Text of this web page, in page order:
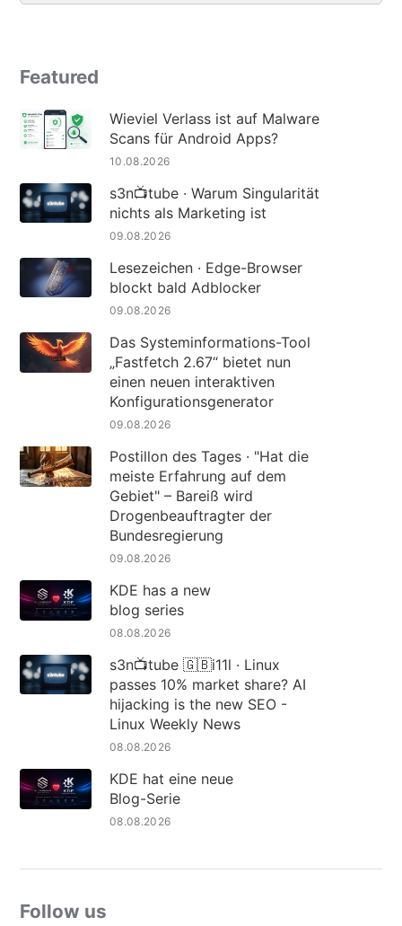
Featured
Wieviel Verlass ist auf Malware
Scans für Android Apps?
10.08.2026
s3n📺tube · Warum Singularität
nichts als Marketing ist
09.08.2026
Lesezeichen · Edge-Browser
blockt bald Adblocker
09.08.2026
Das Systeminformations-Tool
„Fastfetch 2.67“ bietet nun
einen neuen interaktiven
Konfigurationsgenerator
09.08.2026
Postillon des Tages · "Hat die
meiste Erfahrung auf dem
Gebiet" – Bareiß wird
Drogenbeauftragter der
Bundesregierung
09.08.2026
KDE has a new
blog series
08.08.2026
s3n📺tube 🇬🇧i11l · Linux
passes 10% market share? AI
hijacking is the new SEO -
Linux Weekly News
08.08.2026
KDE hat eine neue
Blog-Serie
08.08.2026
Follow us